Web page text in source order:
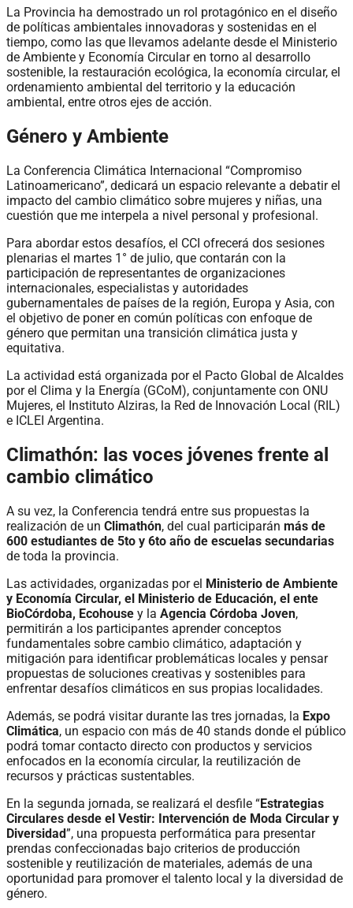
La Provincia ha demostrado un rol protagónico en el diseño
de políticas ambientales innovadoras y sostenidas en el
tiempo, como las que llevamos adelante desde el Ministerio
de Ambiente y Economía Circular en torno al desarrollo
sostenible, la restauración ecológica, la economía circular, el
ordenamiento ambiental del territorio y la educación
ambiental, entre otros ejes de acción.
Género y Ambiente
La Conferencia Climática Internacional “Compromiso
Latinoamericano”, dedicará un espacio relevante a debatir el
impacto del cambio climático sobre mujeres y niñas, una
cuestión que me interpela a nivel personal y profesional.
Para abordar estos desafíos, el CCI ofrecerá dos sesiones
plenarias el martes 1° de julio, que contarán con la
participación de representantes de organizaciones
internacionales, especialistas y autoridades
gubernamentales de países de la región, Europa y Asia, con
el objetivo de poner en común políticas con enfoque de
género que permitan una transición climática justa y
equitativa.
La actividad está organizada por el Pacto Global de Alcaldes
por el Clima y la Energía (GCoM), conjuntamente con ONU
Mujeres, el Instituto Alziras, la Red de Innovación Local (RIL)
e ICLEI Argentina.
Climathón: las voces jóvenes frente al
cambio climático
A su vez, la Conferencia tendrá entre sus propuestas la
realización de un Climathón, del cual participarán más de
600 estudiantes de 5to y 6to año de escuelas secundarias
de toda la provincia.
Las actividades, organizadas por el Ministerio de Ambiente
y Economía Circular, el Ministerio de Educación, el ente
BioCórdoba, Ecohouse y la Agencia Córdoba Joven,
permitirán a los participantes aprender conceptos
fundamentales sobre cambio climático, adaptación y
mitigación para identificar problemáticas locales y pensar
propuestas de soluciones creativas y sostenibles para
enfrentar desafíos climáticos en sus propias localidades.
Además, se podrá visitar durante las tres jornadas, la Expo
Climática, un espacio con más de 40 stands donde el público
podrá tomar contacto directo con productos y servicios
enfocados en la economía circular, la reutilización de
recursos y prácticas sustentables.
En la segunda jornada, se realizará el desfile “Estrategias
Circulares desde el Vestir: Intervención de Moda Circular y
Diversidad”, una propuesta performática para presentar
prendas confeccionadas bajo criterios de producción
sostenible y reutilización de materiales, además de una
oportunidad para promover el talento local y la diversidad de
género.